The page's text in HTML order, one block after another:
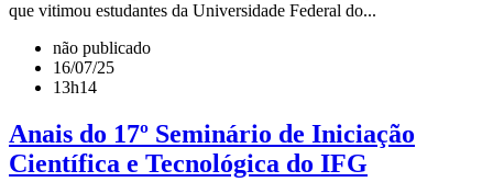
que vitimou estudantes da Universidade Federal do...
não publicado
16/07/25
13h14
Anais do 17º Seminário de Iniciação
Científica e Tecnológica do IFG